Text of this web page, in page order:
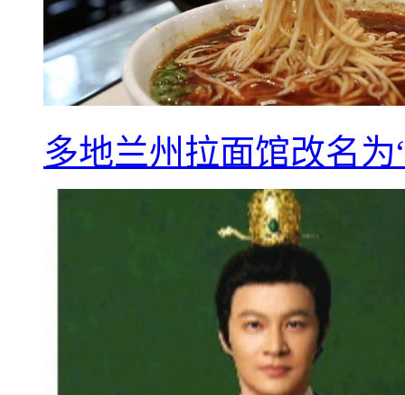
多地兰州拉面馆改名